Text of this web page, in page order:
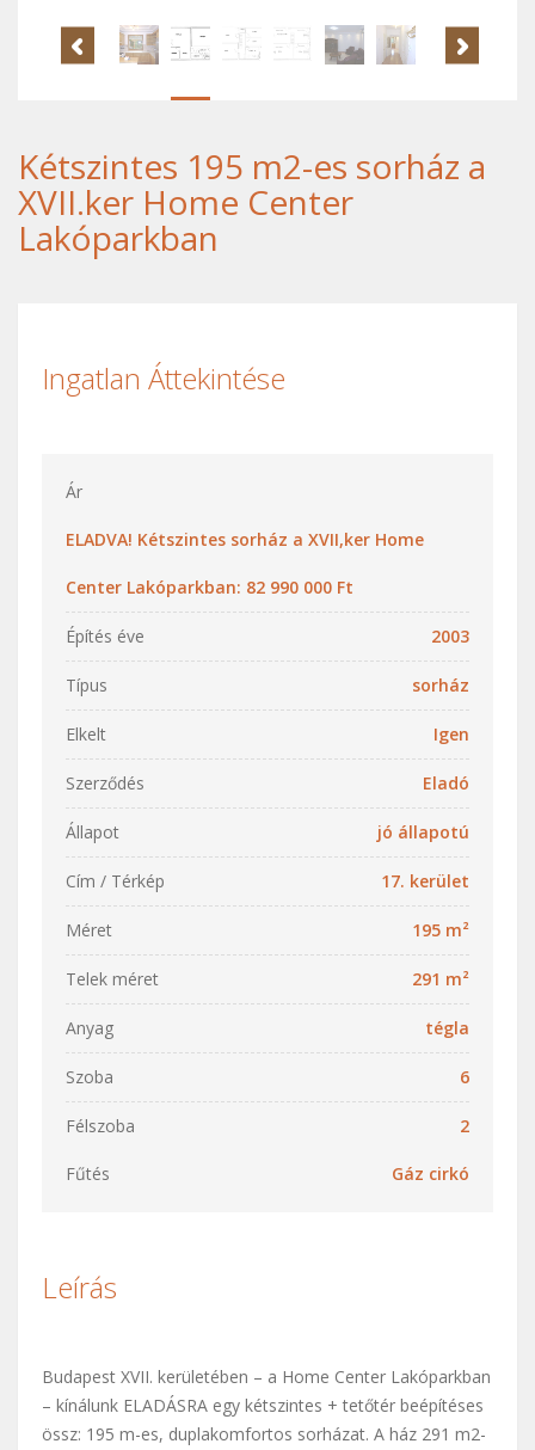
Kétszintes 195 m2-es sorház a
XVII.ker Home Center
Lakóparkban
Ingatlan Áttekintése
Ár
ELADVA! Kétszintes sorház a XVII,ker Home
Center Lakóparkban: 82 990 000 Ft
Építés éve 2003
Típus sorház
Elkelt Igen
Szerződés Eladó
Állapot jó állapotú
Cím / Térkép 17. kerület
Méret 195 m²
Telek méret 291 m²
Anyag tégla
Szoba 6
Félszoba 2
Fűtés Gáz cirkó
Leírás
Budapest XVII. kerületében – a Home Center Lakóparkban
– kínálunk ELADÁSRA egy kétszintes + tetőtér beépítéses
össz: 195 m-es, duplakomfortos sorházat. A ház 291 m2-